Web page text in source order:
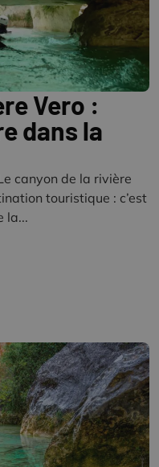
Vero :
dans la
canyon de la rivière
touristique : c’est
la...